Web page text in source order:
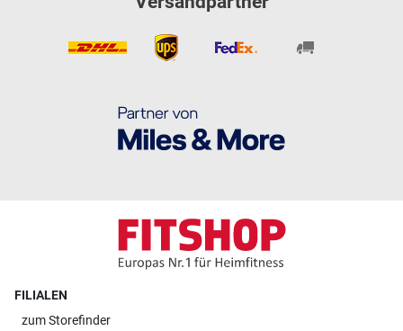
FILIALEN
zumStorefinder